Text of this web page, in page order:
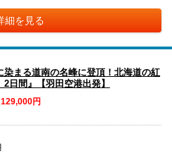
細を見る
染まる道南の名峰に登頂！北海道の紅
間』【羽田空港出発】
円